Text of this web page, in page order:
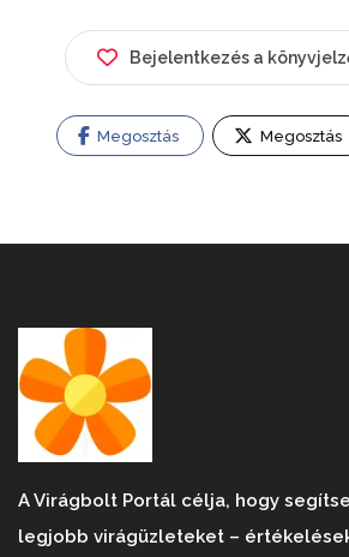
Bejelentkezés a
Megosztás Megosztás
A Virágbolt Portál célja, hogy
legjobb virágüzleteket –